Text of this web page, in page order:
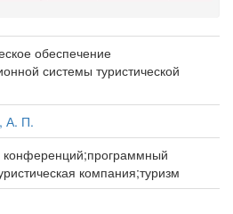
обеспечение
системы туристической
А. П.
компания;туризм